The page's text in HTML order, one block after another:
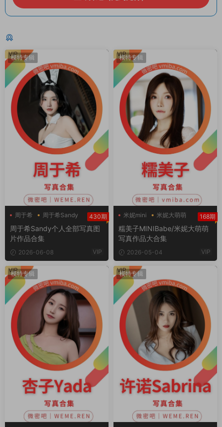
模特专辑
周于希 周于希Sandy 430期
周于希Sandy个人全部写真图
片作品合集
2026-06-08 VIP
VIP 模特专辑
米妮mini
米妮大萌萌
糯美子
168期
糯美子MINIBabe/米妮大萌萌
写真作品大合集
2026-05-04 VIP
VIP
模特专辑
VIP 模特专辑
VIP